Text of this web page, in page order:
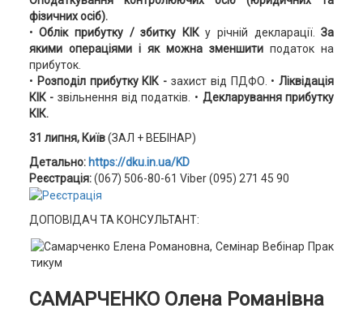
фізичних осіб).
• Облік прибутку / збитку КІКу річній декларації.За
якими операціями і як можна зменшитиподаток на
прибуток.
• Розподіл прибутку КІК - захист від ПДФО. • Ліквідація
КІК -звільнення від податків. • Декларування прибутку
КІК.
31 липня, Київ(ЗАЛ + ВЕБІНАР)
Детально: https://dku.in.ua/KD
Реєстрація:(067) 506-80-61 Viber (095) 271 45 90
ДОПОВІДАЧ ТА КОНСУЛЬТАНТ:
САМАРЧЕНКО Олена Романівна